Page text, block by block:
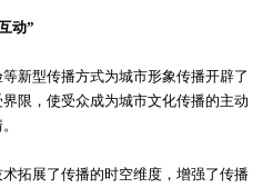
动”
新型传播方式为城市形象传播开辟了
限，使受众成为城市文化传播的主动
拓展了传播的时空维度，增强了传播